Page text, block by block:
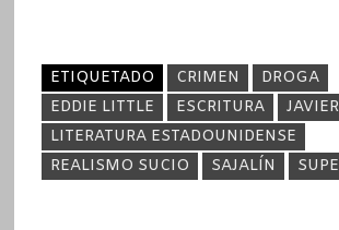
ETIQUETADO CRIMEN
DROGA
EDDIE LITTLE
ESCRITURA
LITERATURA ESTADOUNIDENSE
REALISMO SUCIO
SAJALÍN